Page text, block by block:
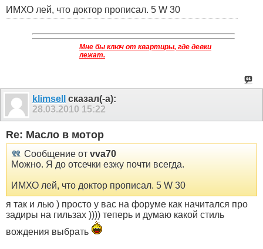
ИМХО лей, что доктор прописал. 5 W 30
Мне бы ключ от квартиры, где девки
лежат.
klimsell
сказал(-а):
28.03.2010 15:22
Re: Масло в мотор
Сообщение от vva70
Можно. Я до отсечки езжу почти всегда.
ИМХО лей, что доктор прописал. 5 W 30
я так и лью ) просто у вас на форуме как начитался про
задиры на гильзах )))) теперь и думаю какой стиль
вождения выбрать